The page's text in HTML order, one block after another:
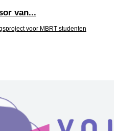
van...
voor MBRT studenten